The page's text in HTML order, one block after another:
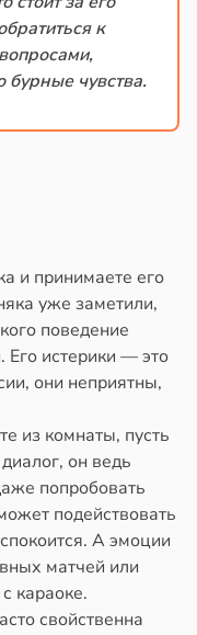
к
бурные чувства.
и принимаете его
уже заметили,
поведение
Его истерики — это
они неприятны,
из комнаты, пусть
он ведь
попробовать
подействовать
А эмоции
матчей или
караоке.
свойственна